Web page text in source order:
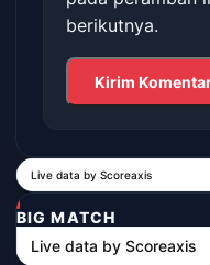
berikutnya.
Live data by Scoreaxis
BIG MATCH
Live data by Scoreaxis